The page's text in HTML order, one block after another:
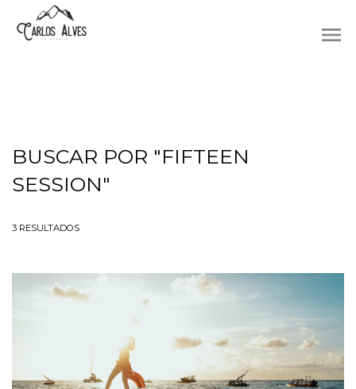
menu
BUSCAR POR "FIFTEEN
SESSION"
3 RESULTADOS